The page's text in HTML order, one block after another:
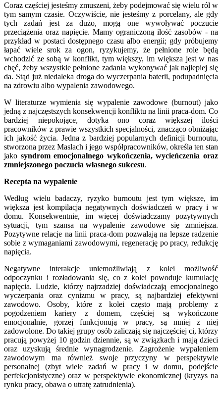
Coraz częściej jesteśmy zmuszeni, żeby podejmować się wielu ról w
tym samym czasie. Oczywiście, nie jesteśmy z porcelany, ale gdy
tych zadań jest za dużo, mogą one wywoływać poczucie
przeciążenia oraz napięcie. Mamy ograniczoną ilość zasobów - na
przykład w postaci dostępnego czasu albo energii; gdy próbujemy
łapać wiele srok za ogon, ryzykujemy, że pełnione role będą
wchodzić ze sobą w konflikt, tym większy, im większa jest w nas
chęć, żeby wszystkie pełnione zadania wykonywać jak najlepiej się
da. Stąd już niedaleka droga do wyczerpania baterii, podupadnięcia
na zdrowiu albo wypalenia zawodowego.
W literaturze wymienia się wypalenie zawodowe (burnout) jako
jedną z najczęstszych konsekwencji konfliktu na linii praca-dom. Co
bardziej niepokojące, dotyka ono coraz większej ilości
pracowników z prawie wszystkich specjalności, znacząco obniżając
ich jakość życia. Jedna z bardziej popularnych definicji burnoutu,
stworzona przez Maslach i jego współpracowników, określa ten stan
jako syndrom emocjonalnego wykończenia, wycieńczenia oraz
zmniejszonego poczucia własnego sukcesu.
Recepta na wypalenie
Według wielu badaczy, ryzyko burnoutu jest tym większe, im
większa jest kompilacja negatywnych doświadczeń w pracy i w
domu. Konsekwentnie, im więcej doświadczamy pozytywnych
sytuacji, tym szansa na wypalenie zawodowe się zmniejsza.
Pozytywne relacje na linii praca-dom pozwalają na lepsze radzenie
sobie z wymaganiami zawodowymi, regenerację po pracy, redukcję
napięcia.
Negatywne interakcje uniemożliwiają z kolei możliwość
odpoczynku i rozładowania się, co z kolei powoduje kumulację
napięcia. Ludzie, którzy najrzadziej doświadczają emocjonalnego
wyczerpania oraz cynizmu w pracy, są najbardziej efektywni
zawodowo. Osoby, które z kolei często mają problemy z
pogodzeniem kariery z domem, częściej są wykończone
emocjonalnie, gorzej funkcjonują w pracy, są mniej z niej
zadowolone. Do takiej grupy osób zaliczają się najczęściej ci, którzy
pracują powyżej 10 godzin dziennie, są w związkach i mają dzieci
oraz uzyskują średnie wynagrodzenie. Zagrożenie wypaleniem
zawodowym ma również swoje przyczyny w perspektywie
personalnej (zbyt wiele zadań w pracy i w domu, podejście
perfekcjonistyczne) oraz w perspektywie ekonomicznej (kryzys na
rynku pracy, obawa o utratę zatrudnienia).